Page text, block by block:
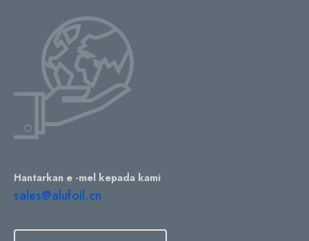
Hantarkan e -mel kepada kami
sales@alufoil.cn